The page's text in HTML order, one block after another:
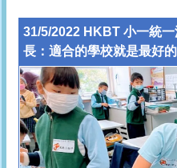
31/5/2022 HKBT 小一統
長：適合的學校就是最好